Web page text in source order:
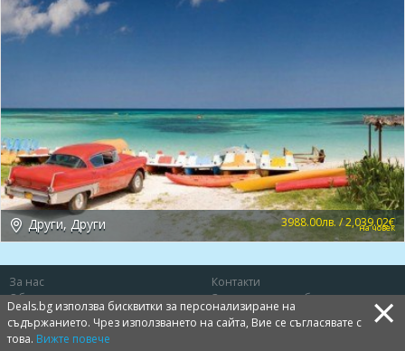
Други, Други 3988.00лв. / 2,039.02€
на човек
За нас
Контакти
Общи условия
Защита на потребителя
Политика за лични данни
Бисквитки
Deals.bg използва бисквитки за персонализиране на
съдържанието. Чрез използването на сайта, Вие се съгласявате с
това. Вижте повече ×